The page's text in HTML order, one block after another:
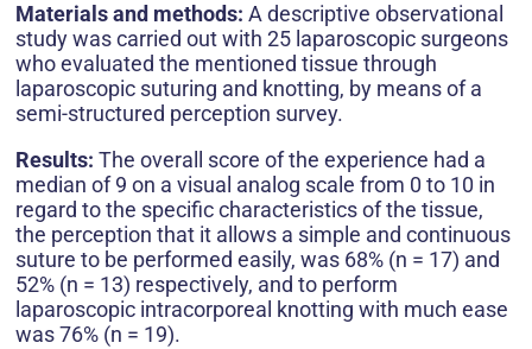
Materials and methods: A descriptive observational
study was carried out with 25 laparoscopic surgeons
who evaluated the mentioned tissue through
laparoscopic suturing and knotting, by means of a
semi-structured perception survey.
Results: The overall score of the experience had a
median of 9 on a visual analog scale from 0 to 10 in
regard to the specific characteristics of the tissue,
the perception that it allows a simple and continuous
suture to be per­formed easily, was 68% (n = 17) and
52% (n = 13) respectively, and to perform
laparoscopic intracorporeal knotting with much ease
was 76% (n = 19).